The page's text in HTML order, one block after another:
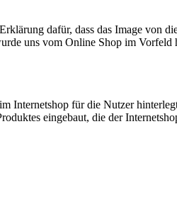
dafür, dass das Image von
uns vom Online Shop im Vorfeld
Internetshop für die Nutzer
eingebaut, die der